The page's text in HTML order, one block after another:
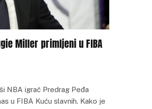
Miller primljeni u FIBA
NBA igrač Predrag Peđa
u FIBA Kuću slavnih. Kako je